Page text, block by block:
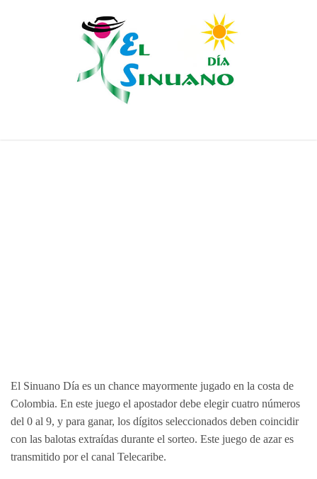
El Sinuano Día es un chance mayormente jugado en la costa de
Colombia. En este juego el apostador debe elegir cuatro números
del 0 al 9, y para ganar, los dígitos seleccionados deben coincidir
con las balotas extraídas durante el sorteo. Este juego de azar es
transmitido por el canal Telecaribe.